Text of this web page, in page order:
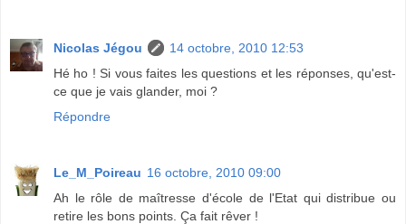
Nicolas Jégou
14 octobre, 2010 12:53
Hé ho ! Si vous faites les questions et les réponses, qu'est-
ce que je vais glander, moi ?
Répondre
Le_M_Poireau 16 octobre, 2010 09:00
Ah le rôle de maîtresse d'école de l'Etat qui distribue ou
retire les bons points. Ça fait rêver !